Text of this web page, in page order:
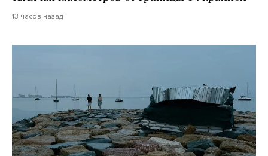
13 часов назад